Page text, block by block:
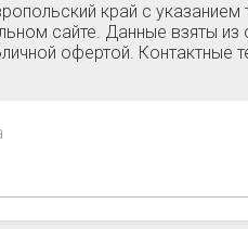
край c
сайте. Данные взяты
офертой. Контактные